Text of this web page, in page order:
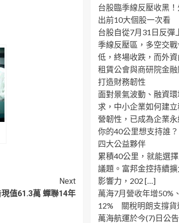
Next
值61.3萬 蟬聯14年
台股臨季線反壓收黑
出前10大個股一次看
台股自從7月31日反彈
季線反壓區，多空交
低，終場收跌，而外
租賃公會與商研院金
打造財務韌性
面對景氣波動、融資
求，中小企業如何建
營韌性，已成為企業
你的40公里想支持誰
四大公益夥伴
累積40公里，就能選
議題。富邦金控持續
影響力，202 […]
萬海7月營收年增50%
12% 關稅明朗支撐貨
萬海航運於今(7)日公